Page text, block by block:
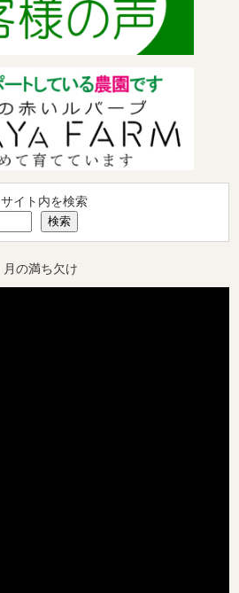
サイト内を検索
検索
月の満ち欠け